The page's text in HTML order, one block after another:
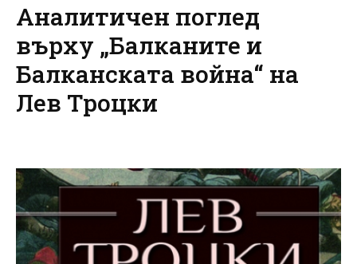
Аналитичен поглед
върху „Балканите и
Балканската война“ на
Лев Троцки